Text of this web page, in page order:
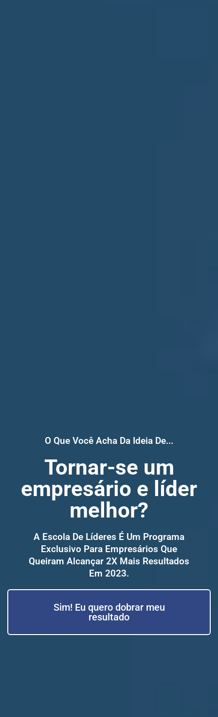
O Que Você Acha Da Ideia De...
Tornar-se um
empresário e líder
melhor?
A Escola De Líderes É Um Programa
Exclusivo Para Empresários Que
Queiram Alcançar 2X Mais Resultados
Em 2023.
Sim! Eu quero dobrar meu
resultado